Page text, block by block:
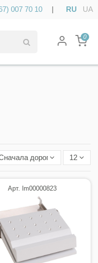
007 70 10 | RU UA
0
дорогие 12
Арт. lm00000823